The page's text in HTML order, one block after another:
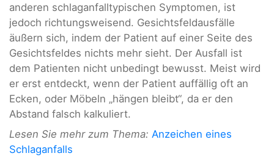
anderen schlaganfalltypischen Symptomen, ist
jedoch richtungsweisend. Gesichtsfeldausfälle
äußern sich, indem der Patient auf einer Seite des
Gesichtsfeldes nichts mehr sieht. Der Ausfall ist
dem Patienten nicht unbedingt bewusst. Meist wird
er erst entdeckt, wenn der Patient auffällig oft an
Ecken, oder Möbeln „hängen bleibt“, da er den
Abstand falsch kalkuliert.
Lesen Sie mehr zum Thema: Anzeichen eines
Schlaganfalls